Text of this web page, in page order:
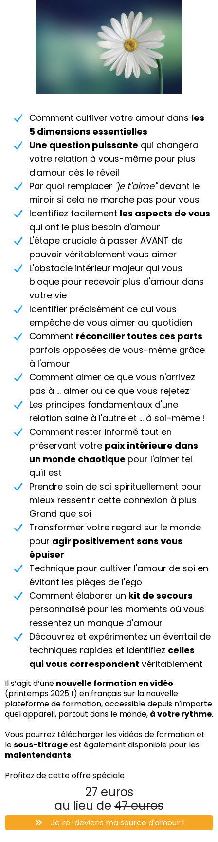
Comment cultiver votre amour dans les
5 dimensions essentielles
Une question puissante qui changera
votre relation à vous-même pour plus
d'amour dès le réveil
Par quoi remplacer "je t'aime"devant le
miroir si cela ne marche pas pour vous
Identifiez facilement les aspects de vous
qui ont le plus besoin d'amour
L'étape cruciale à passer AVANT de
pouvoir véritablement vous aimer
L'obstacle intérieur majeur qui vous
bloque pour recevoir plus d'amour dans
votre vie
Identifier précisément ce qui vous
empêche de vous aimer au quotidien
Comment réconcilier toutes ces parts
parfois opposées de vous-même grâce
à l'amour
Comment aimer ce que vous n'arrivez
pas à ... aimer ou ce que vous rejetez
Les principes fondamentaux d'une
relation saine à l'autre et ... à soi-même !
Comment rester informé tout en
préservant votre paix intérieure dans
un monde chaotique pour l'aimer tel
qu'il est
Prendre soin de soi spirituellement pour
mieux ressentir cette connexion à plus
Grand que soi
Transformer votre regard sur le monde
pour agir positivement sans vous
épuiser
Technique pour cultiver l'amour de soi en
évitant les pièges de l'ego
Comment élaborer un kit de secours
personnalisé pour les moments où vous
ressentez un manque d'amour
Découvrez et expérimentez un éventail de
techniques rapides et identifiez celles
qui vous correspondent véritablement
Il s’agit d’une nouvelle formation en vidéo
(printemps 2025 !) en français sur la nouvelle
plateforme de formation, accessible depuis n’importe
quel appareil, partout dans le monde, à votre rythme.
Vous pourrez télécharger les vidéos de formation et
lesous-titrageest également disponible pour les
malentendants.
Profitez de cette offre spéciale :
27 euros
au lieu de 47 euros
Je re-deviens ma source d'amour !